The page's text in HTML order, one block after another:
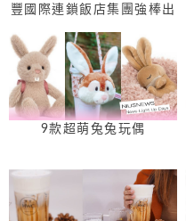
豐國際連鎖飯店集團強棒出
旅展率先登場
9款超萌兔兔玩偶